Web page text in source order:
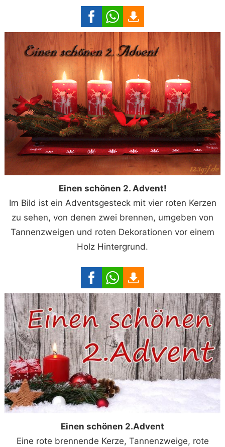
Einen schönen 2. Advent!
Im Bild ist ein Adventsgesteck mit vier roten Kerzen
zu sehen, von denen zwei brennen, umgeben von
Tannenzweigen und roten Dekorationen vor einem
Holz Hintergrund.
Einen schönen 2.Advent
Eine rote brennende Kerze, Tannenzweige, rote